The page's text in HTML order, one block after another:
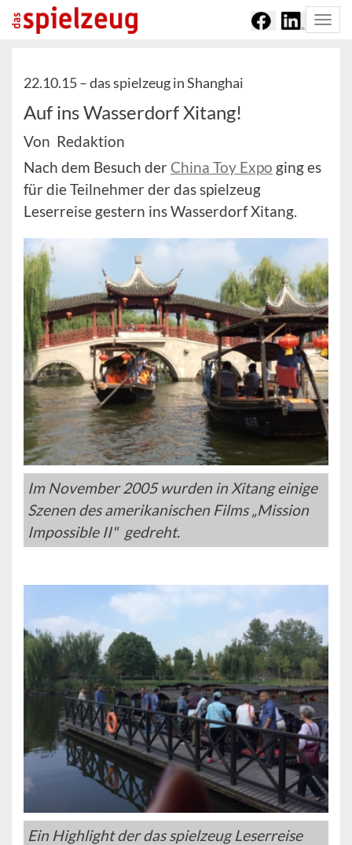
22.10.15 –das spielzeug in Shanghai
Auf ins Wasserdorf Xitang!
Von Redaktion
Nach dem Besuch der China Toy Expo ging es
für die Teilnehmer der das spielzeug
Leserreise gestern ins Wasserdorf Xitang.
Im November 2005 wurden in Xitang einige
Szenen des amerikanischen Films „Mission
Impossible II" gedreht.
Ein Highlight der das spielzeug Leserreise